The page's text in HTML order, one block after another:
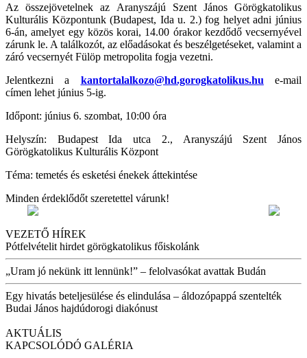
Az összejövetelnek az Aranyszájú Szent János Görögkatolikus
Kulturális Központunk (Budapest, Ida u. 2.) fog helyet adni június
6-án, amelyet egy közös korai, 14.00 órakor kezdődő vecsernyével
zárunk le. A találkozót, az előadásokat és beszélgetéseket, valamint a
záró vecsernyét Fülöp metropolita fogja vezetni.
Jelentkezni a kantortalalkozo@hd.gorogkatolikus.hu e-mail
címen lehet június 5-ig.
Időpont: június 6. szombat, 10:00 óra
Helyszín: Budapest Ida utca 2., Aranyszájú Szent János
Görögkatolikus Kulturális Központ
Téma: temetés és esketési énekek áttekintése
Minden érdeklődőt szeretettel várunk!
VEZETŐ HÍREK
Pótfelvételit hirdet görögkatolikus főiskolánk
„Uram jó nekünk itt lennünk!” – felolvasókat avattak Budán
Egy hivatás beteljesülése és elindulása – áldozópappá szentelték
Budai János hajdúdorogi diakónust
AKTUÁLIS
KAPCSOLÓDÓ GALÉRIA